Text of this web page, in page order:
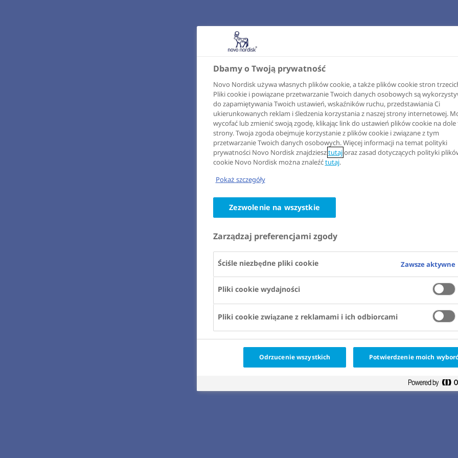
Dbamy o Twoją prywatność
Novo Nordisk używa własnych plików cookie, a także plików cookie stron
Pliki cookie i powiązane przetwarzanie Twoich danych osobowych są
do zapamiętywania Twoich ustawień, wskaźników ruchu, przedstawiania Ci
ukierunkowanych reklam i śledzenia korzystania z naszej strony internetowej.
wycofać lub zmienić swoją zgodę, klikając link do ustawień plików cookie na dole
strony. Twoja zgoda obejmuje korzystanie z plików cookie i związane z tym
przetwarzanie Twoich danych osobowych. Więcej informacji na temat polityki
prywatności Novo Nordisk znajdziesztutajoraz zasad dotyczących polityki
cookie Novo Nordisk można znaleźćtutaj.
Pokaż szczegóły
Zezwolenie na wszystkie
Zarządzaj preferencjami zgody
Ściśle niezbędne pliki cookie Zawsze aktywne
Pliki cookie wydajności
Pliki cookie związane z reklamami i ich odbiorcami
Odrzucenie wszystkich Potwierdzenie moich